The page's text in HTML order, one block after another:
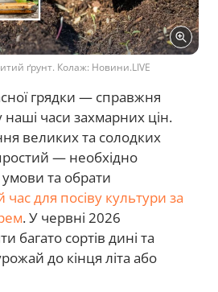
ґрунт. Колаж: Новини.LIVE
грядки — справжня
часи захмарних цін.
великих та солодких
— необхідно
та обрати
для посіву культури за
. У червні 2026
багато сортів дині та
до кінця літа або